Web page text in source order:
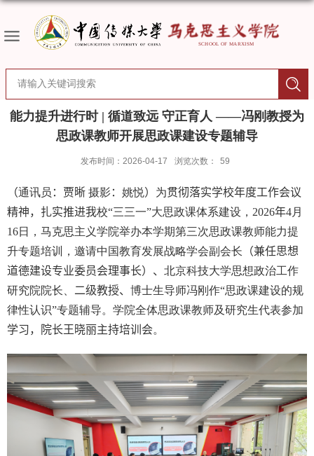
能力提升进行时 | 循道致远 守正育人 ——冯刚教授为
思政课教师开展思政课建设专题辅导
发布时间：2026-04-17 浏览次数： 59
（通讯员 ：贾晰 摄影： 姚悦） 为贯彻落实学校年度工作会议
精神，扎实推进我校“三三一”大思政课体系建设， 2026年4月
16日，马克思主义学院举办本学期第三次思政课教师能力提
升专题培训，邀请中国教育发展战略学会副会长 （兼任思想
道德建设专业委员会理事长）、 北京科技大学思想政治工作
研究院院长、 二级教授、 博士生导师冯刚作“思政课建设的规
律性认识”专题辅导。学院全体思政课教师及研究生代表参加
学习，
院长王晓丽主持培训会。